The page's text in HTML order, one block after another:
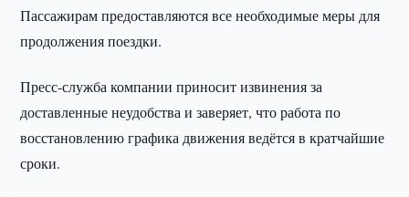
Пассажирам предоставляются все необходимые меры для
продолжения поездки.
Пресс-служба компании приносит извинения за
доставленные неудобства и заверяет, что работа по
восстановлению графика движения ведётся в кратчайшие
сроки.